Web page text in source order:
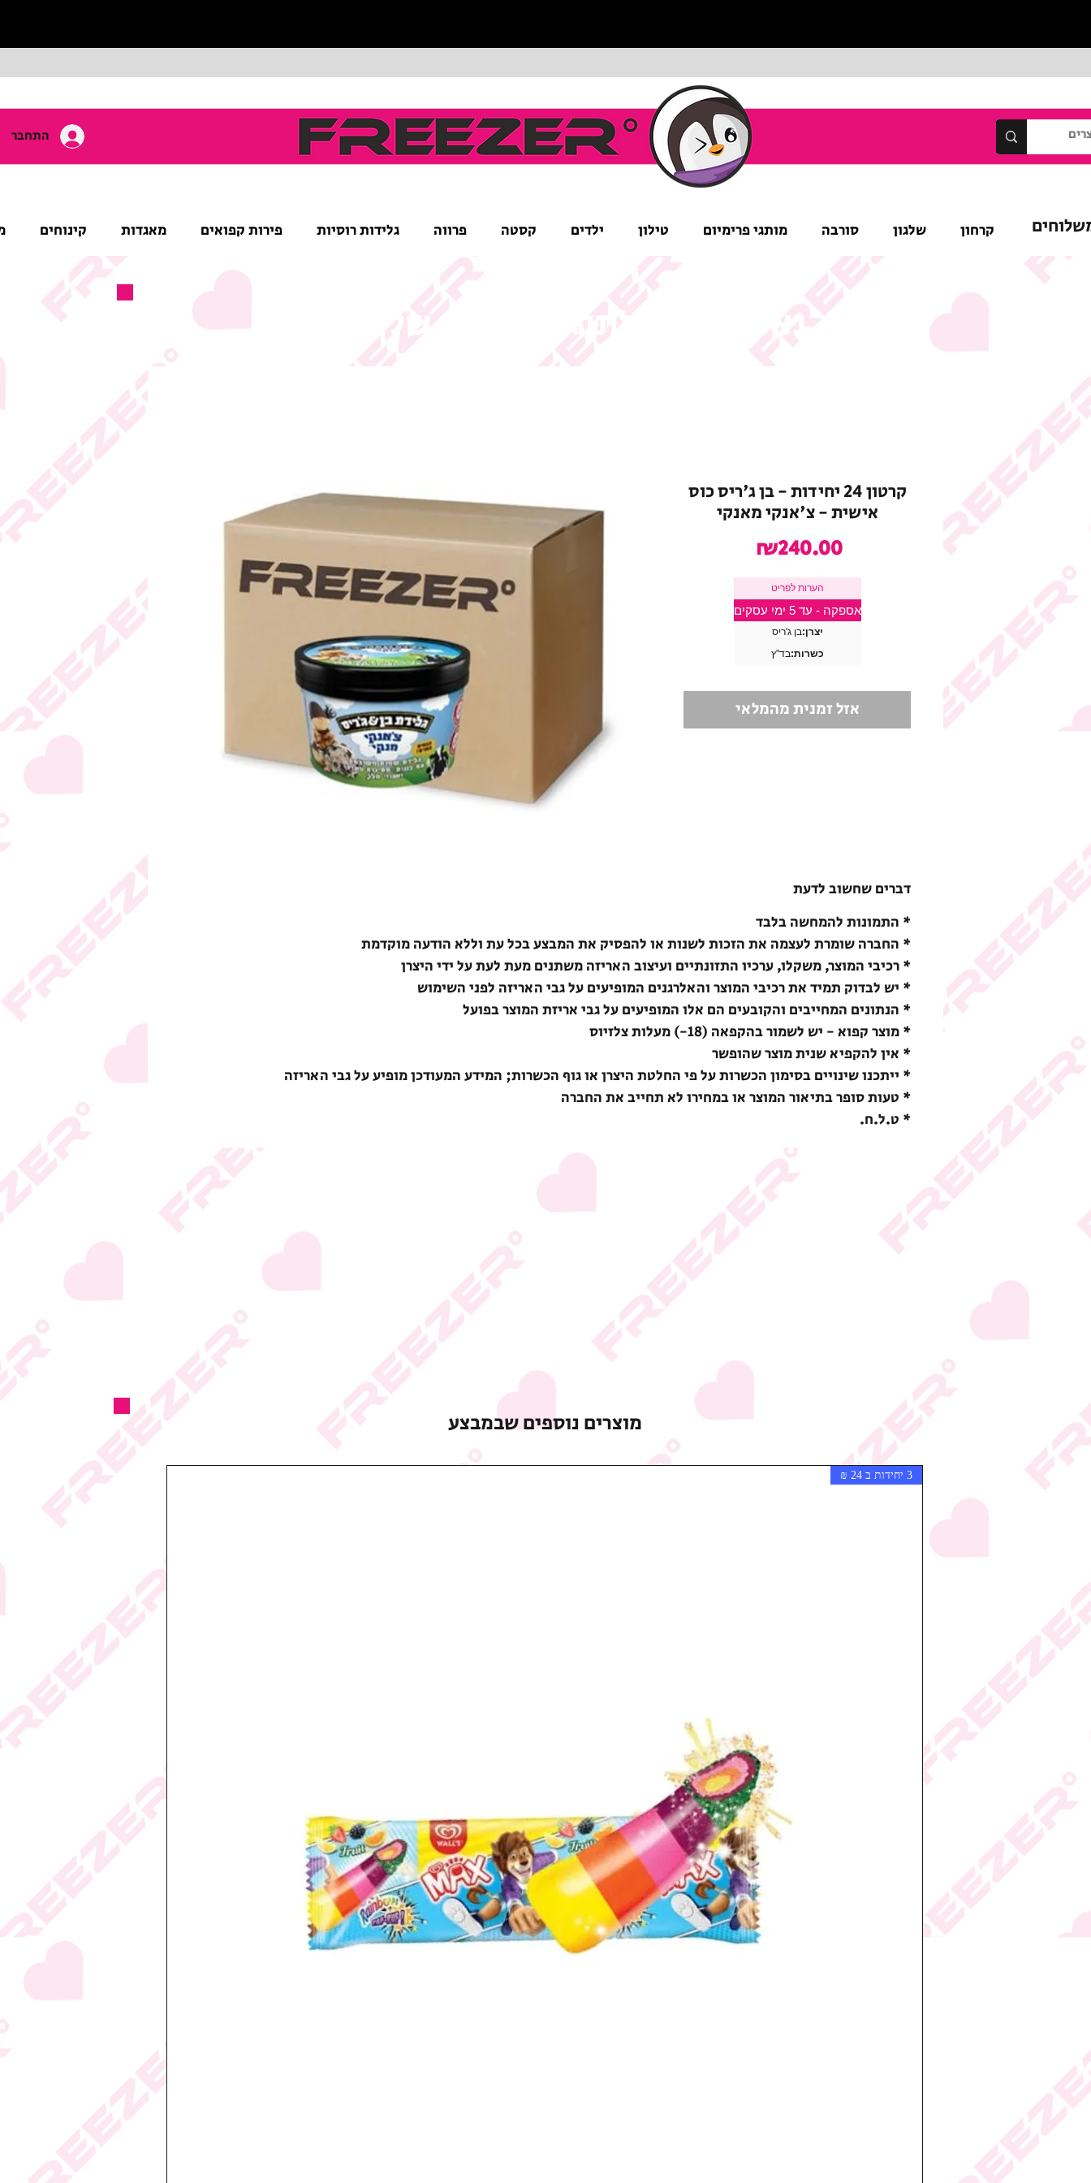
התחבר
קרחון שלגון סורבה מותגי פרימיום טילון ילדים קסטה פרווה גלידות רוסיות פירות קפואים מאגדות קינוחים
נא לשים לב לתנאי המבצע של המוצר
קרטון 24 יחידות - בן ג'ריס כוס
אישית - צ'אנקי מאנקי
₪240.00
הערות לפריט
אספקה - עד 5 ימי עסקים
יצרן:בן ג'ריס
כשרות:בד"ץ
אזל זמנית מהמלאי
דברים שחשוב לדעת
* התמונות להמחשה בלבד
* החברה שומרת לעצמה את הזכות לשנות או להפסיק את המבצע בכל עת וללא הודעה מוקדמת
* רכיבי המוצר, משקלו, ערכיו התזונתיים ועיצוב האריזה משתנים מעת לעת על ידי היצרן
* יש לבדוק תמיד את רכיבי המוצר והאלרגנים המופיעים על גבי האריזה לפני השימוש
* הנתונים המחייבים והקובעים הם אלו המופיעים על גבי אריזת המוצר בפועל
* מוצר קפוא - יש לשמור בהקפאה (18-) מעלות צלזיוס
* אין להקפיא שנית מוצר שהופשר
* ייתכנו שינויים בסימון הכשרות על פי החלטת היצרן או גוף הכשרות; המידע המעודכן מופיע על גבי האריזה
* טעות סופר בתיאור המוצר או במחירו לא תחייב את החברה
* ט.ל.ח.
מוצרים נוספים שבמבצע
3 יחידות ב 24 ₪